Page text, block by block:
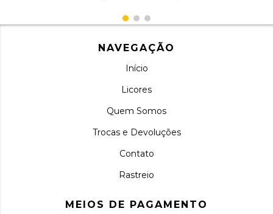
NAVEGAÇÃO
Início
Licores
Quem Somos
Trocas e Devoluções
Contato
Rastreio
MEIOS DE PAGAMENTO